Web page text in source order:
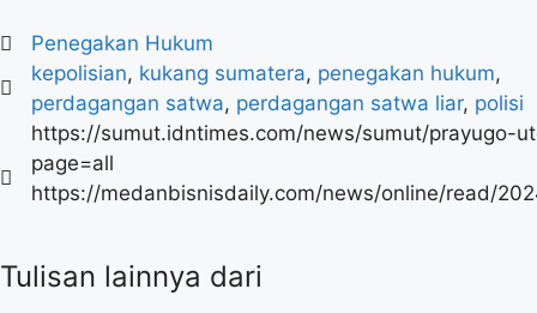
Penegakan Hukum
kepolisian, kukang sumatera, penegakan hukum,
perdagangan satwa, perdagangan satwa liar, polisi
https://sumut.idntimes.com/news/sumut/
page=all
https://medanbisnisdaily.com/news/online/read/
Tulisan lainnya dari